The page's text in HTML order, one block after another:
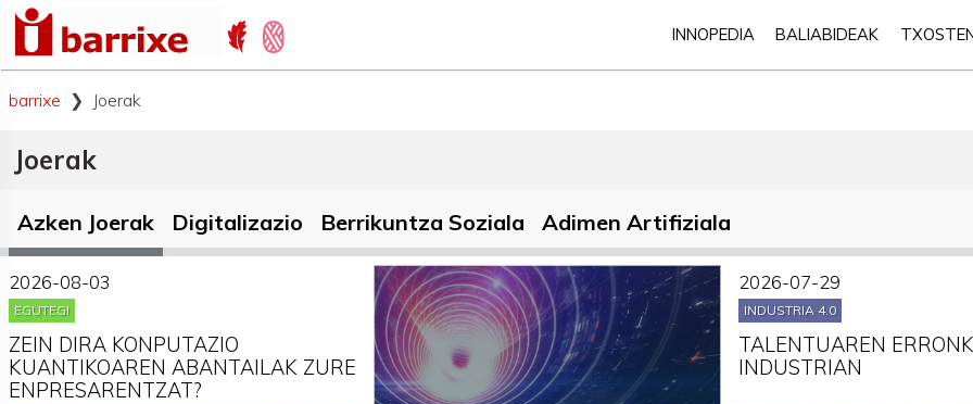
INNOPEDIA BALIABIDEAK
barrixe Joerak
Joerak
Azken Joerak Digitalizazio Berrikuntza Soziala Adimen Artifiziala
2026-08-03
EGUTEGI
ZEIN DIRA KONPUTAZIO
KUANTIKOAREN ABANTAILAK ZURE
ENPRESARENTZAT?
2026-07-29
INDUSTRIA 4.0
TALENTUAREN
INDUSTRIAN